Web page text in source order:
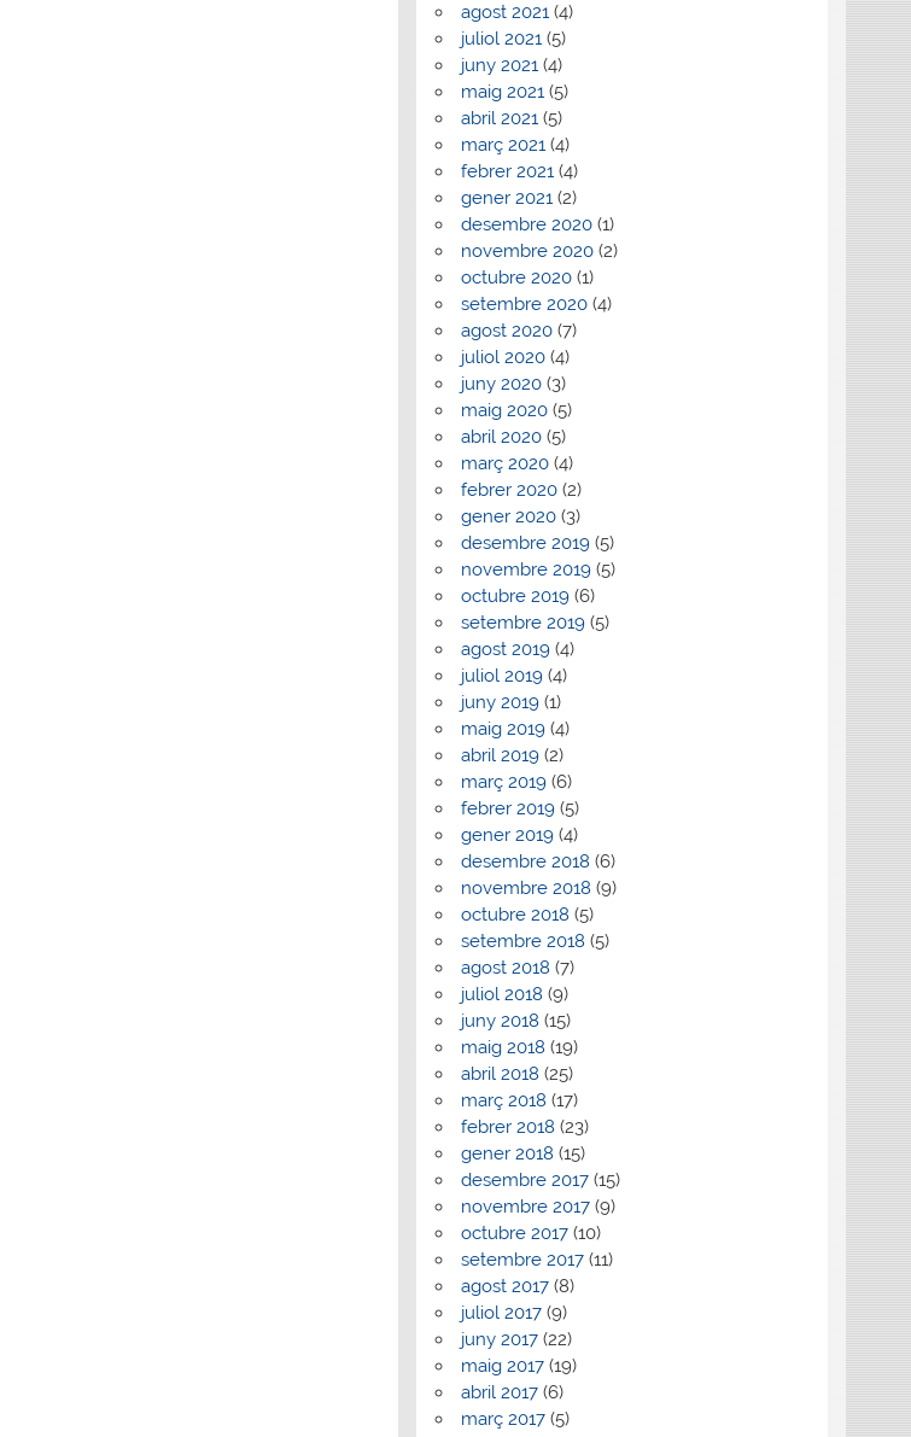
agost 2021(4)
juliol 2021(5)
juny 2021(4)
maig 2021(5)
abril 2021(5)
març 2021(4)
febrer 2021(4)
gener 2021(2)
desembre 2020(1)
novembre 2020(2)
octubre 2020(1)
setembre 2020(4)
agost 2020(7)
juliol 2020(4)
juny 2020(3)
maig 2020(5)
abril 2020(5)
març 2020(4)
febrer 2020(2)
gener 2020(3)
desembre 2019(5)
novembre 2019(5)
octubre 2019(6)
setembre 2019(5)
agost 2019(4)
juliol 2019(4)
juny 2019(1)
maig 2019(4)
abril 2019(2)
març 2019(6)
febrer 2019(5)
gener 2019(4)
desembre 2018 (6)
novembre 2018 (9)
octubre 2018 (5)
setembre 2018 (5)
agost 2018 (7)
juliol 2018 (9)
juny 2018 (15)
maig 2018 (19)
abril 2018 (25)
març 2018 (17)
febrer 2018 (23)
gener 2018 (15)
desembre 2017(15)
novembre 2017(9)
octubre 2017(10)
setembre 2017(11)
agost 2017(8)
juliol 2017(9)
juny 2017(22)
maig 2017(19)
abril 2017(6)
març 2017(5)